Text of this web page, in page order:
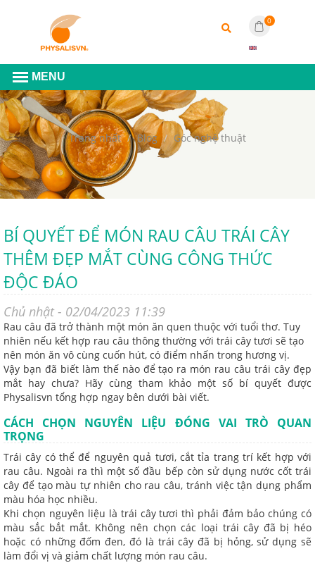
0
Trang nhất Blog Góc nghệ thuật
BÍ QUYẾT ĐỂ MÓN RAU CÂU TRÁI CÂY
THÊM ĐẸP MẮT CÙNG CÔNG THỨC
ĐỘC ĐÁO
Chủ nhật - 02/04/2023 11:39
Rau câu đã trở thành một món ăn quen thuộc với tuổi thơ. Tuy
nhiên nếu kết hợp rau câu thông thường với trái cây tươi sẽ tạo
nên món ăn vô cùng cuốn hút, có điểm nhấn trong hương vị.
Vậy bạn đã biết làm thế nào để tạo ra món rau câu trái cây đẹp
mắt hay chưa? Hãy cùng tham khảo một số bí quyết được
Physalisvn tổng hợp ngay bên dưới bài viết.
CÁCH CHỌN NGUYÊN LIỆU ĐÓNG VAI TRÒ QUAN
TRỌNG
Trái cây có thể để nguyên quả tươi, cắt tỉa trang trí kết hợp với
rau câu. Ngoài ra thì một số đầu bếp còn sử dụng nước cốt trái
cây để tạo màu tự nhiên cho rau câu, tránh việc tận dụng phẩm
màu hóa học nhiều.
Khi chọn nguyên liệu là trái cây tươi thì phải đảm bảo chúng có
màu sắc bắt mắt. Không nên chọn các loại trái cây đã bị héo
hoặc có những đốm đen, đó là trái cây đã bị hỏng, sử dụng sẽ
làm đổi vị và giảm chất lượng món rau câu.